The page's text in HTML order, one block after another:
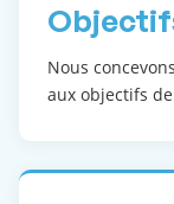
Nous
aux objectifs